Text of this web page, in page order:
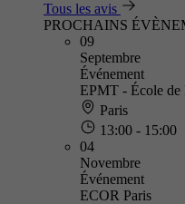
Tous les avis
PROCHAINS
09
Septembre
Événement
EPMT - École de
Paris
13:00 - 15:00
04
Novembre
Événement
ECOR Paris